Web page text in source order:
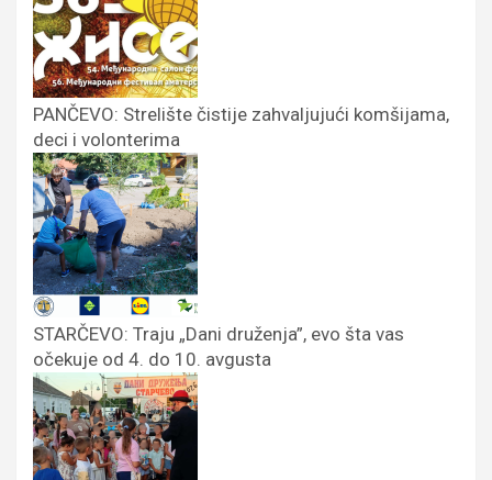
PANČEVO: Strelište čistije zahvaljujući komšijama,
deci i volonterima
STARČEVO: Traju „Dani druženja”, evo šta vas
očekuje od 4. do 10. avgusta